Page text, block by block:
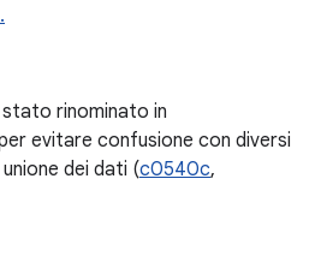
rinominato in
evitare confusione con diversi
dei dati (c0540c,